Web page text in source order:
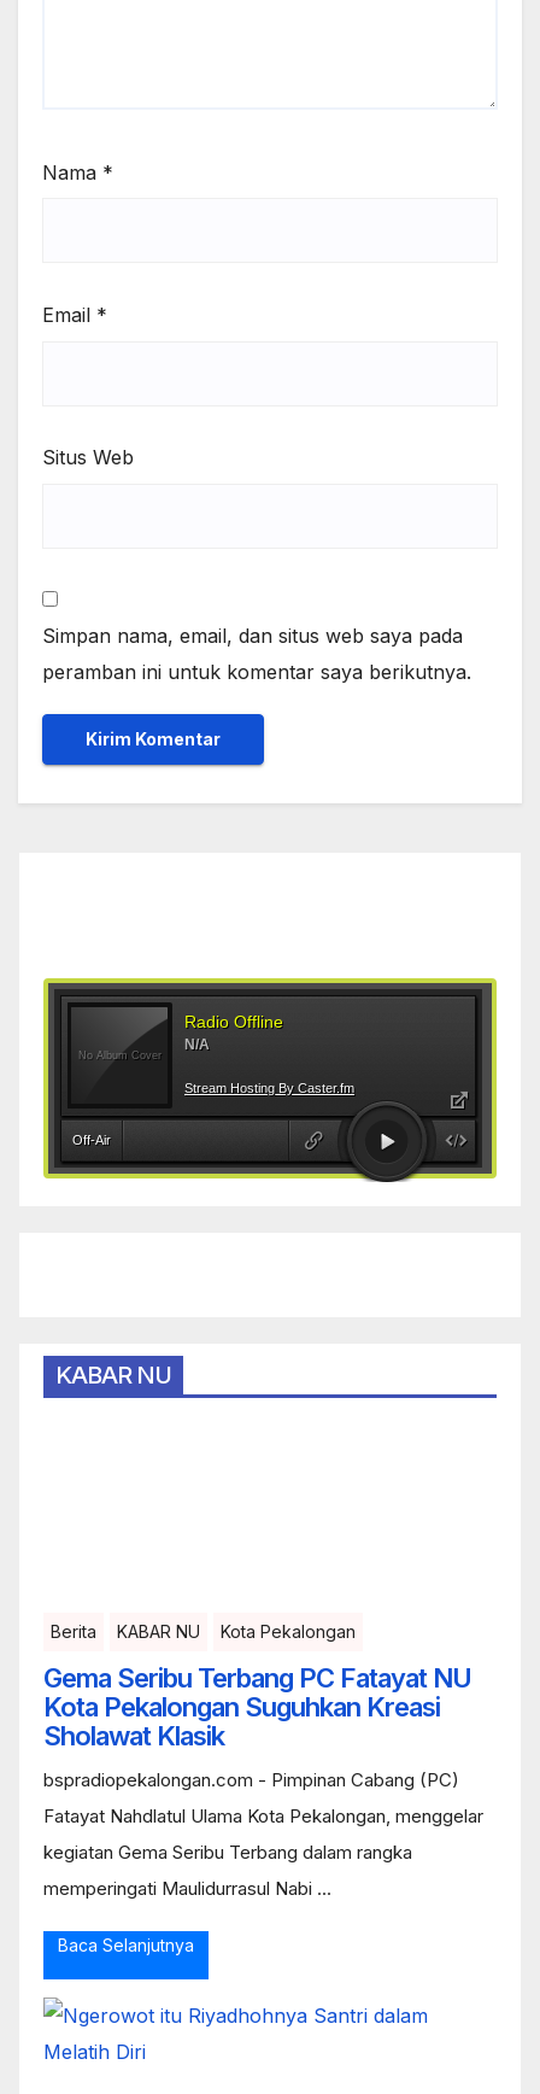
Nama *
Email *
Situs Web
Simpan nama, email, dan situs web saya pada
peramban ini untuk komentar saya berikutnya.
KABAR NU
Berita KABAR NU Kota Pekalongan
Gema Seribu Terbang PC Fatayat NU
Kota Pekalongan Suguhkan Kreasi
Sholawat Klasik
bspradiopekalongan.com - Pimpinan Cabang (PC)
Fatayat Nahdlatul Ulama Kota Pekalongan, menggelar
kegiatan Gema Seribu Terbang dalam rangka
memperingati Maulidurrasul Nabi ...
Baca Selanjutnya